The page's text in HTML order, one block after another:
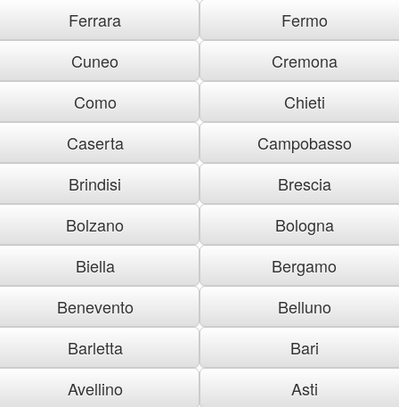
Ferrara
Fermo
Cuneo
Cremona
Como
Chieti
Caserta
Campobasso
Brindisi
Brescia
Bolzano
Bologna
Biella
Bergamo
Benevento
Belluno
Barletta
Bari
Avellino
Asti